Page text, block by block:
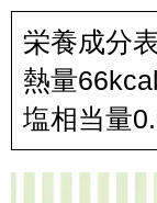
栄養成分
熱量
塩相当量